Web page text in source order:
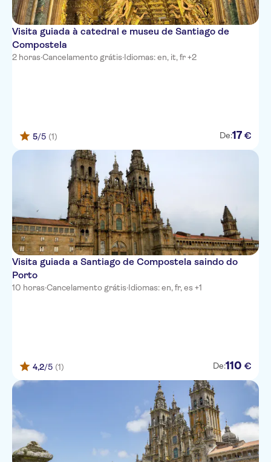
Visita guiada à catedral e museu de Santiago de
Compostela
2 horas·Cancelamento grátis·Idiomas: en, it, fr +2
5/5 (1) De:17 €
Visita guiada a Santiago de Compostela saindo do
Porto
10 horas·Cancelamento grátis·Idiomas: en, fr, es +1
4,2/5 (1) De:110 €